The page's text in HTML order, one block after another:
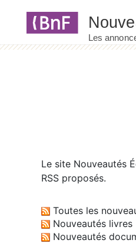
Le site Nouveautés
RSS proposés.
Toutes les
Nouveautés livres
Nouveautés